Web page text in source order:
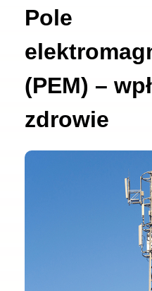
Pole
(PEM) –
zdrowie